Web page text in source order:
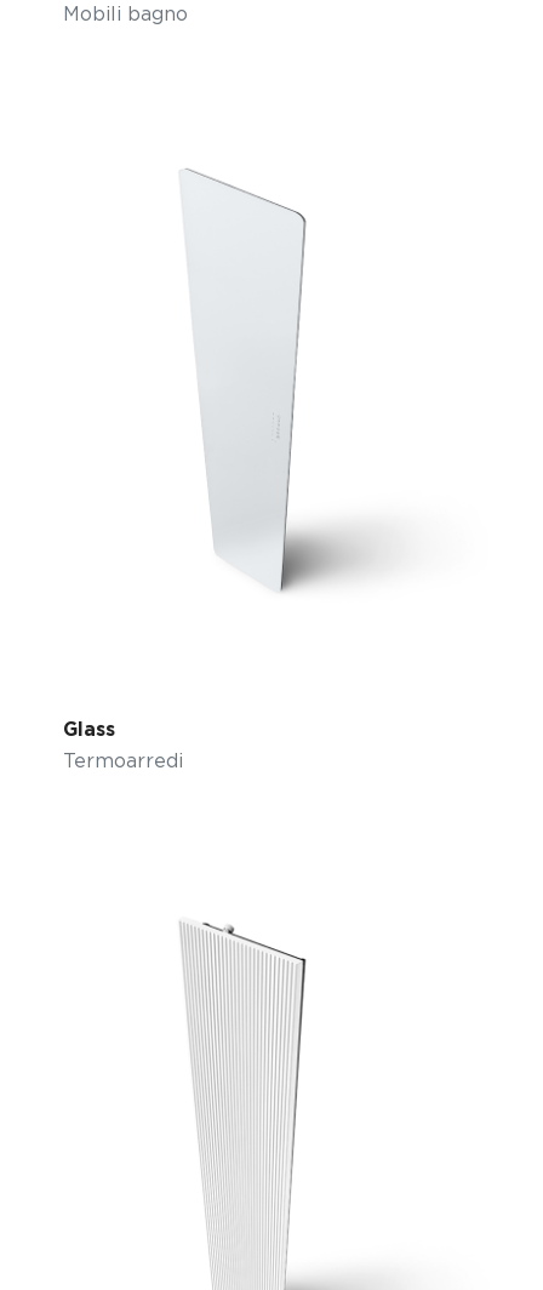
Mobili bagno
Glass
Termoarredi